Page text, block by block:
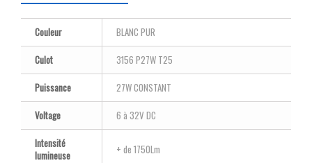
Couleur
BLANC PUR
Culot
3156 P27W T25
Puissance
27W CONSTANT
Voltage
6 à 32V DC
Intensité
lumineuse
+ de 1750Lm